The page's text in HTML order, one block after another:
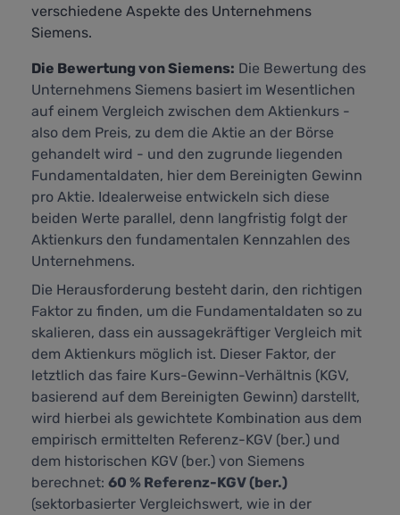
verschiedene Aspekte des Unternehmens
Siemens.
Die Bewertung von Siemens: Die Bewertung des
Unternehmens Siemens basiert im Wesentlichen
auf einem Vergleich zwischen dem Aktienkurs -
also dem Preis, zu dem die Aktie an der Börse
gehandelt wird - und den zugrunde liegenden
Fundamentaldaten, hier dem Bereinigten Gewinn
pro Aktie. Idealerweise entwickeln sich diese
beiden Werte parallel, denn langfristig folgt der
Aktienkurs den fundamentalen Kennzahlen des
Unternehmens.
Die Herausforderung besteht darin, den richtigen
Faktor zu finden, um die Fundamentaldaten so zu
skalieren, dass ein aussagekräftiger Vergleich mit
dem Aktienkurs möglich ist. Dieser Faktor, der
letztlich das faire Kurs-Gewinn-Verhältnis (KGV,
basierend auf dem Bereinigten Gewinn) darstellt,
wird hierbei als gewichtete Kombination aus dem
empirisch ermittelten Referenz-KGV (ber.) und
dem historischen KGV (ber.) von Siemens
berechnet: 60 % Referenz-KGV (ber.)
(sektorbasierter Vergleichswert, wie in der